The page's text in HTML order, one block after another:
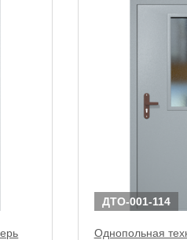
ДТО-001-114
Однопольная